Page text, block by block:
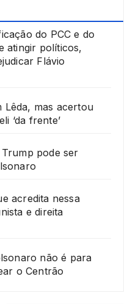
do PCC e do
atingir políticos,
Flávio
Lêda, mas acertou
‘da frente’
pode ser
acredita nessa
e direita
não é para
o Centrão